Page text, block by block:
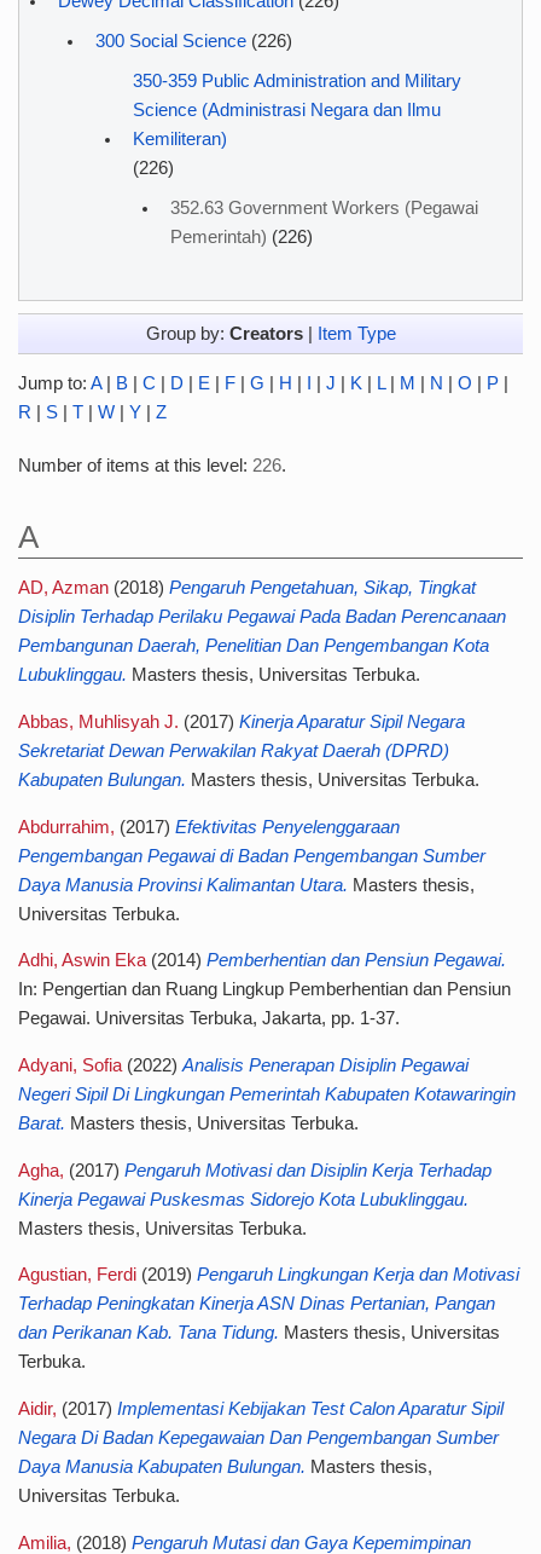
300 Social Science(226)
350-359 Public Administration and Military
Science (Administrasi Negara dan Ilmu
Kemiliteran)
(226)
352.63 Government Workers (Pegawai
Pemerintah) (226)
Group by: Creators| Item Type
Jump to: A| B| C | D | E | F| G | H | I | J | K | L| M | N | O | P|
R | S| T| W| Y| Z
Number of items at this level: 226.
A
AD, Azman(2018) Pengaruh Pengetahuan, Sikap, Tingkat
Disiplin Terhadap Perilaku Pegawai Pada Badan Perencanaan
Pembangunan Daerah, Penelitian Dan Pengembangan Kota
Lubuklinggau. Masters thesis, Universitas Terbuka.
Abbas, Muhlisyah J. (2017) Kinerja Aparatur Sipil Negara
Sekretariat Dewan Perwakilan Rakyat Daerah (DPRD)
Kabupaten Bulungan. Masters thesis, Universitas Terbuka.
Abdurrahim, (2017) Efektivitas Penyelenggaraan
Pengembangan Pegawai di Badan Pengembangan Sumber
Daya Manusia Provinsi Kalimantan Utara. Masters thesis,
Universitas Terbuka.
Adhi, Aswin Eka(2014) Pemberhentian dan Pensiun Pegawai.
In: Pengertian dan Ruang Lingkup Pemberhentian dan Pensiun
Pegawai. Universitas Terbuka, Jakarta, pp. 1-37.
Adyani, Sofia(2022) Analisis Penerapan Disiplin Pegawai
Negeri Sipil Di Lingkungan Pemerintah Kabupaten Kotawaringin
Barat. Masters thesis, Universitas Terbuka.
Agha, (2017) Pengaruh Motivasi dan Disiplin Kerja Terhadap
Kinerja Pegawai Puskesmas Sidorejo Kota Lubuklinggau.
Masters thesis, Universitas Terbuka.
Agustian, Ferdi(2019) Pengaruh Lingkungan Kerja dan Motivasi
Terhadap Peningkatan Kinerja ASN Dinas Pertanian, Pangan
dan Perikanan Kab. Tana Tidung. Masters thesis, Universitas
Terbuka.
Aidir, (2017) Implementasi Kebijakan Test Calon Aparatur Sipil
Negara Di Badan Kepegawaian Dan Pengembangan Sumber
Daya Manusia Kabupaten Bulungan. Masters thesis,
Universitas Terbuka.
Amilia, (2018) Pengaruh Mutasi dan Gaya Kepemimpinan